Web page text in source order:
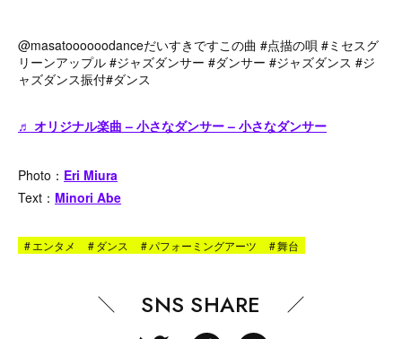
@masatoooooodanceだいすきですこの曲 #点描の唄 #ミセスグ
リーンアップル #ジャズダンサー #ダンサー #ジャズダンス #ジ
ャズダンス振付#ダンス
♬ オリジナル楽曲 – 小さなダンサー – 小さなダンサー
Photo： Eri Miura
Text： Minori Abe
#エンタメ #ダンス #パフォーミングアーツ #舞台
SNS SHARE